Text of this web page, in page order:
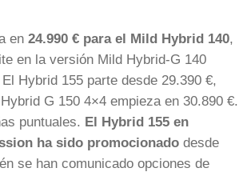
en 24.990 € para el Mild Hybrid 140,
en la versión Mild Hybrid-G 140
Hybrid 155 parte desde 29.390 €,
G 150 4×4 empieza en 30.890 €.
puntuales. El Hybrid 155 en
ha sido promocionado desde
se han comunicado opciones de